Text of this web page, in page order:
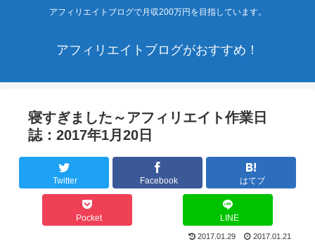
アフィリエイトブログで月収200万円を目指しています。
アフィリエイトブログがおすすめ！
寝すぎました～アフィリエイト作業日
誌：2017年1月20日
Twitter Facebook はてブ
Pocket LINE
2017.01.29 2017.01.21